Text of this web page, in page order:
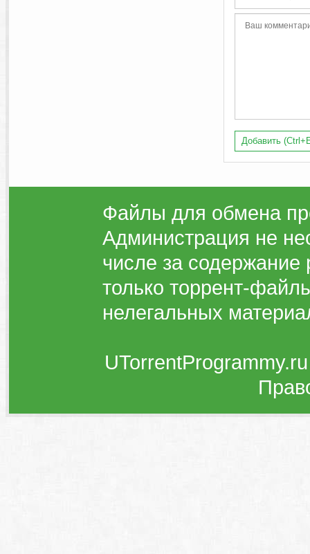
Добавить
Файлы для обмена
Администрация не
числе за
только торрент-
нелегальных
UTorrentProgrammy.ru